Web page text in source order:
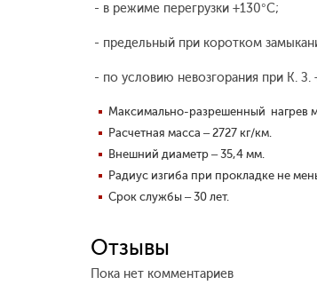
- в режиме перегрузки +130°С;
- предельный при коротком
- по условию невозгорания при К. З.
Максимально-разрешенный нагрев
Расчетная масса – 2727 кг/км.
Внешний диаметр – 35,4 мм.
Радиус изгиба при прокладке не
Срок службы – 30 лет.
Отзывы
Пока нет комментариев